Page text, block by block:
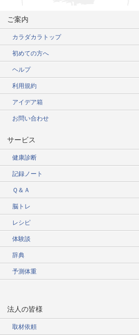
ご案内
カラダカラトップ
初めての方へ
ヘルプ
利用規約
アイデア箱
お問い合わせ
サービス
健康診断
記録ノート
Ｑ＆Ａ
脳トレ
レシピ
体験談
辞典
予測体重
法人の皆様
取材依頼